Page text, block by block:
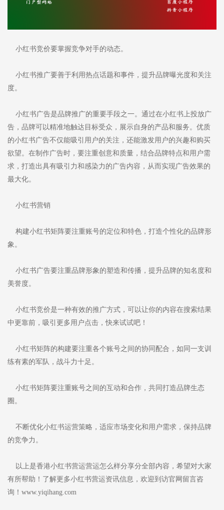
小红书竞价要掌握竞争对手的动态。
小红书推广要善于利用热点话题和事件，提升品牌曝光度和关注
度。
小红书广告是品牌推广的重要手段之一。通过在小红书上投放广
告，品牌可以精准地触达目标受众，展示自身的产品和服务。优质
的小红书广告不仅能吸引用户的关注，还能激发用户的兴趣和购买
欲望。在制作广告时，要注重创意和质量，结合品牌特点和用户需
求，打造出具有吸引力和感染力的广告内容，从而实现广告效果的
最大化。
小红书营销
构建小红书矩阵要注重账号的定位和特色，打造个性化的品牌形
象。
小红书广告要注重品牌形象的塑造和传播，提升品牌的知名度和
美誉度。
小红书竞价是一种有效的推广方式，可以让你的内容在搜索结果
中更靠前，吸引更多用户点击，快来试试吧！
小红书矩阵的构建要注重各个账号之间的协同配合，如同一支训
练有素的军队，战斗力十足。
小红书矩阵要注重账号之间的互动和合作，共同打造品牌生态
圈。
不断优化小红书运营策略，适应市场变化和用户需求，保持品牌
的竞争力。
以上是香港小红书营运营运怎么样分享分全部内容，希望对大家
有所帮助！了解更多小红书营运资讯信息，欢迎到访官网留言咨
询！www.yiqihang.com